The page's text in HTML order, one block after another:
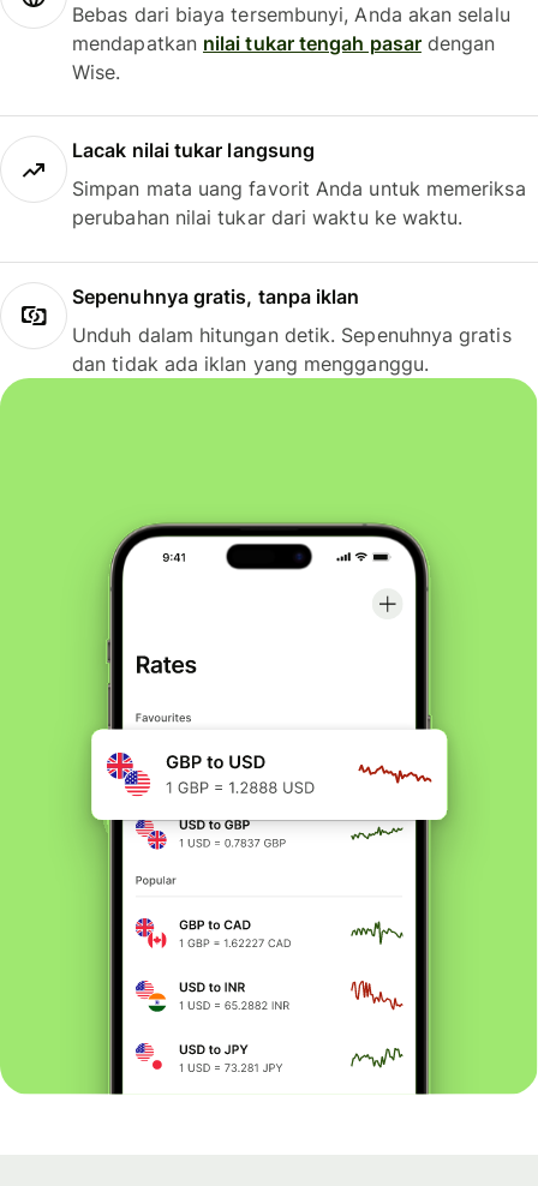
Bebas dari biaya tersembunyi, Anda akan selalu
mendapatkan nilai tukar tengah pasardengan
Wise.
Lacak nilai tukar langsung
Simpan mata uang favorit Anda untuk memeriksa
perubahan nilai tukar dari waktu ke waktu.
Sepenuhnya gratis, tanpa iklan
Unduh dalam hitungan detik. Sepenuhnya gratis
dan tidak ada iklan yang mengganggu.